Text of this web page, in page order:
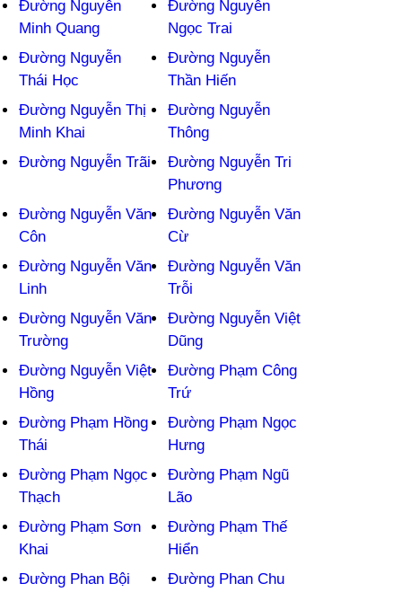
Đường Nguyễn
Minh Quang
Đường Nguyễn
Ngọc Trai
Đường Nguyễn
Thái Học
Đường Nguyễn
Thần Hiến
Đường Nguyễn Thị
Minh Khai
Đường Nguyễn
Thông
Đường Nguyễn Trãi
Đường Nguyễn Tri
Phương
Đường Nguyễn Văn
Côn
Đường Nguyễn Văn
Cừ
Đường Nguyễn Văn
Linh
Đường Nguyễn Văn
Trỗi
Đường Nguyễn Văn
Trường
Đường Nguyễn Việt
Dũng
Đường Nguyễn Việt
Hồng
Đường Phạm Công
Trứ
Đường Phạm Hồng
Thái
Đường Phạm Ngọc
Hưng
Đường Phạm Ngọc
Thạch
Đường Phạm Ngũ
Lão
Đường Phạm Sơn
Khai
Đường Phạm Thế
Hiển
Đường Phan Bội
Đường Phan Chu